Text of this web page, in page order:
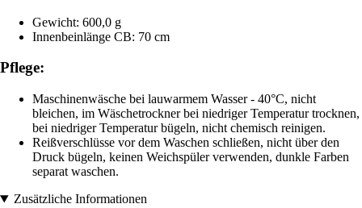
Gewicht: 600,0 g
Innenbeinlänge CB: 70 cm
Pflege:
Maschinenwäsche bei lauwarmem Wasser - 40°C, nicht
bleichen, im Wäschetrockner bei niedriger Temperatur trocknen,
bei niedriger Temperatur bügeln, nicht chemisch reinigen.
Reißverschlüsse vor dem Waschen schließen, nicht über den
Druck bügeln, keinen Weichspüler verwenden, dunkle Farben
separat waschen.
Zusätzliche Informationen